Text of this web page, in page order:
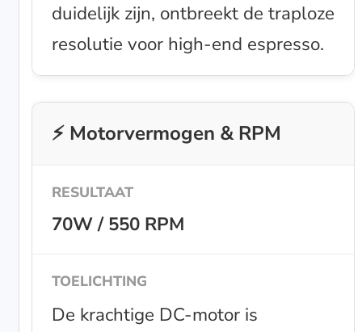
duidelijk zijn, ontbreekt de traploze
resolutie voor high-end espresso.
⚡ Motorvermogen & RPM
70W / 550 RPM
De krachtige DC-motor is